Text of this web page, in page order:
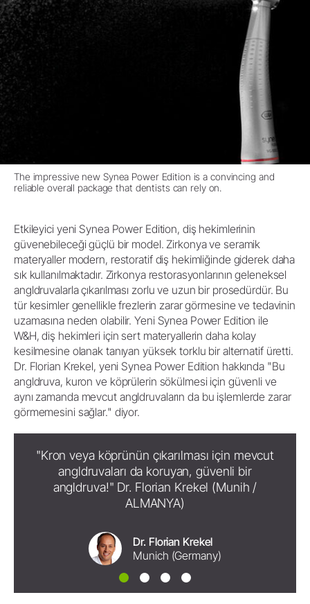
The impressive new Synea Power Edition is a convincing and
reliable overall package that dentists can rely on.
Etkileyici yeni Synea Power Edition, diş hekimlerinin
güvenebileceği güçlü bir model. Zirkonya ve seramik
materyaller modern, restoratif diş hekimliğinde giderek daha
sık kullanılmaktadır. Zirkonya restorasyonlarının geleneksel
angldruvalarla çıkarılması zorlu ve uzun bir prosedürdür. Bu
tür kesimler genellikle frezlerin zarar görmesine ve tedavinin
uzamasına neden olabilir. Yeni Synea Power Edition ile
W&H, diş hekimleri için sert materyallerin daha kolay
kesilmesine olanak tanıyan yüksek torklu bir alternatif üretti.
Dr. Florian Krekel, yeni Synea Power Edition hakkında "Bu
angldruva, kuron ve köprülerin sökülmesi için güvenli ve
aynı zamanda mevcut angldruvaların da bu işlemlerde zarar
görmemesini sağlar." diyor.
"Kron veya köprünün çıkarılması için mevcut
angldruvaları da koruyan, güvenli bir
angldruva!" Dr. Florian Krekel (Munih /
ALMANYA)
Dr. Florian Krekel
Munich (Germany)